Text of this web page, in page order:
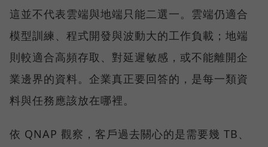
這並不代表雲端與地端只能二選一。雲端仍適合
模型訓練、程式開發與波動大的工作負載；地端
則較適合高頻存取、對延遲敏感，或不能離開企
業邊界的資料。企業真正要回答的，是每一類資
料與任務應該放在哪裡。
依 QNAP 觀察，客戶過去關心的是需要幾 TB、